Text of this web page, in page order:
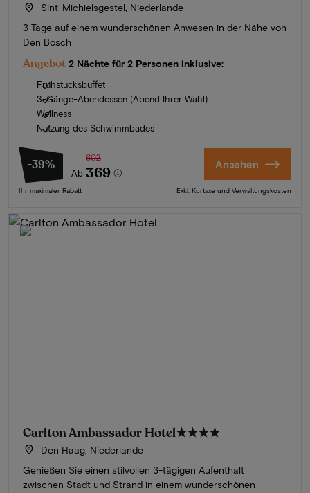
Sint-Michielsgestel, Niederlande
3 Tage auf einem wunderschönen Anwesen in der Nähe von
Den Bosch
Angebot 2 Nächte für 2 Personen inklusive:
Frühstücksbüffet
3-Gänge-Abendessen (Abend Ihrer Wahl)
Wellness
Nutzung des Schwimmbades
-39%
Ab
602
369
Ihr maximaler Rabatt
Ansehen
Exkl. Kurtaxe und Verwaltungskosten
Carlton Ambassador Hotel★★★★
Den Haag, Niederlande
Genießen Sie einen stilvollen 3-tägigen Aufenthalt
zwischen Stadt und Strand in einem wunderschönen